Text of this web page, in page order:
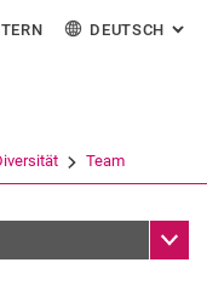
direkt zu: Inhalt
direkt zu: Suche
direkt zu:
Link in einem
DEUTSCH :
Team